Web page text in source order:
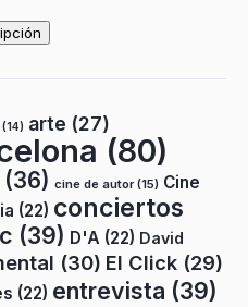
(14) arte (27)
(80)
(36) cine de autor(15) Cine
(22) conciertos
(39) D'A (22) David
(30) El Click (29)
(22) entrevista (39)